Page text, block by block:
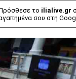
το ilialive.gr
σου στη